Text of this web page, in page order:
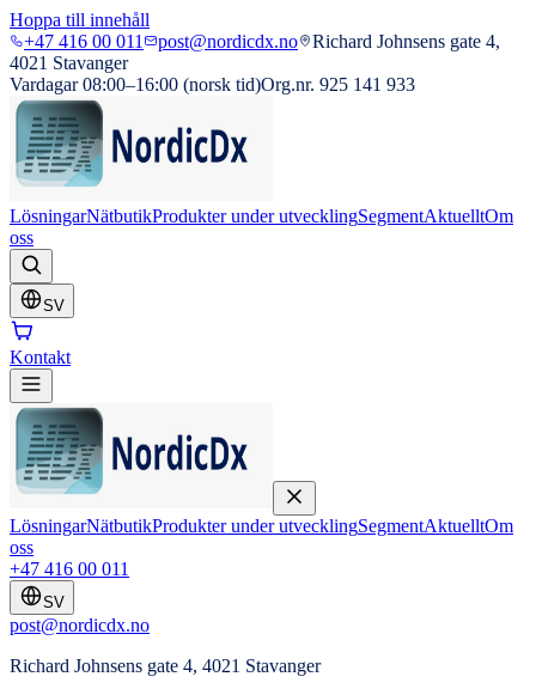
Hoppa till innehåll
+47 416 00 011
post@nordicdx.no
Richard Johnsens gate 4,
4021 Stavanger
Vardagar 08:00–16:00 (norsk tid)Org.nr. 925 141 933
LösningarNätbutikProdukter under utvecklingSegmentAktuelltOm
oss
SV
Kontakt
LösningarNätbutikProdukter under utvecklingSegmentAktuelltOm
oss
+47 416 00 011
SV
post@nordicdx.no
Richard Johnsens gate 4, 4021 Stavanger